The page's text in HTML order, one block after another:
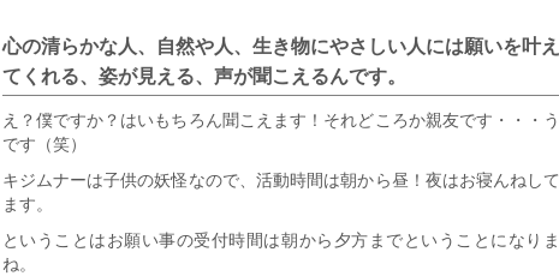
心の清らかな人、自然や人、生き物にやさしい人には願いを叶え
てくれる、姿が見える、声が聞こえるんです。
え？僕ですか？はいもちろん聞こえます！それどころか親友です・・・
です（笑）
キジムナーは子供の妖怪なので、活動時間は朝から昼！夜はお寝んねし
ます。
ということはお願い事の受付時間は朝から夕方までということになり
ね。